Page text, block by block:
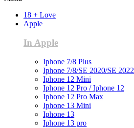
18 + Love
Apple
In Apple
Iphone 7/8 Plus
Iphone 7/8/SE 2020/SE 2022
Iphone 12 Mini
Iphone 12 Pro / Iphone 12
Iphone 12 Pro Max
Iphone 13 Mini
Iphone 13
Iphone 13 pro